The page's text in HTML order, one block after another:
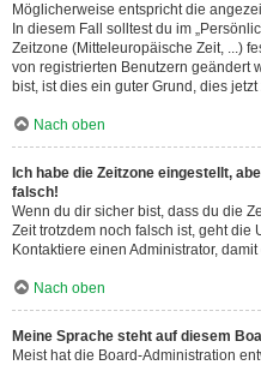
Möglicherweise entspricht die
In diesem Fall solltest du im
Zeitzone (Mitteleuropäische Zeit, ...)
von registrierten Benutzern geändert
bist, ist dies ein guter Grund, dies jetzt
Nach oben
Ich habe die Zeitzone eingestellt,
falsch!
Wenn du dir sicher bist, dass du die
Zeit trotzdem noch falsch ist, geht die
Kontaktiere einen Administrator,
Nach oben
Meine Sprache steht auf diesem
Meist hat die Board-Administration